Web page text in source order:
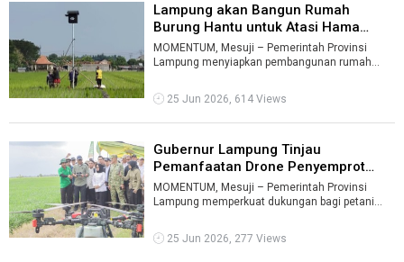
Lampung akan Bangun Rumah
Burung Hantu untuk Atasi Hama
Tikus ...
MOMENTUM, Mesuji – Pemerintah Provinsi
Lampung menyiapkan pembangunan rumah
panj ...
25 Jun 2026, 614 Views
Gubernur Lampung Tinjau
Pemanfaatan Drone Penyemprot
Pupuk Cair ...
MOMENTUM, Mesuji – Pemerintah Provinsi
Lampung memperkuat dukungan bagi petani
...
25 Jun 2026, 277 Views